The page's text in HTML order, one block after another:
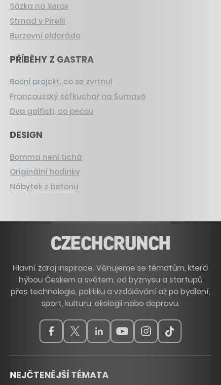
Sázka na Xerox
Strnad v Pirelli
Burzovní eldorádo
PŘÍBĚHY Z GASTRA
Boční projekt, co se zvrtnul
Francouzský šéfkuchař na Šumavě
Dva golfisti, co pečou
DESIGN
Bomma není tichá
Originální hodinky
Nábytek z betonu
Hlavní zdroj inspirace. Věnujeme se tématům, která
hýbou Českem a světem, od byznysu a startupů
přes technologie, politiku a vzdělávání až po bydlení,
sport, kulturu, ekologii nebo dopravu.
NEJČTENĚJŠÍ TÉMATA